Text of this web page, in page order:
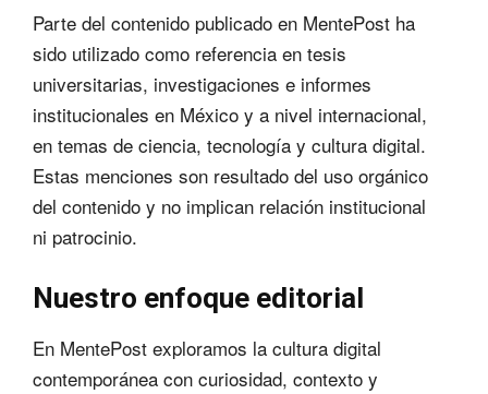
Parte del contenido publicado en MentePost ha
sido utilizado como referencia en tesis
universitarias, investigaciones e informes
institucionales en México y a nivel internacional,
en temas de ciencia, tecnología y cultura digital.
Estas menciones son resultado del uso orgánico
del contenido y no implican relación institucional
ni patrocinio.
Nuestro enfoque editorial
En MentePost exploramos la cultura digital
contemporánea con curiosidad, contexto y